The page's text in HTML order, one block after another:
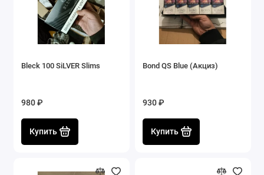
Bleck 100 SiLVER Slims
980 ₽
Купить
Bond QS Blue (Акциз)
930 ₽
Купить